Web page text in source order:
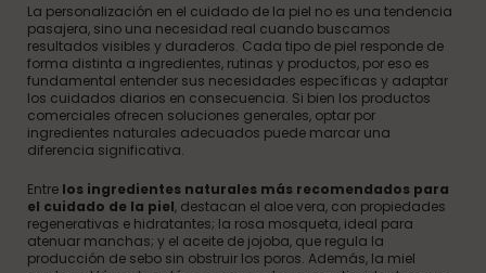
La personalización en el cuidado de la piel no es una tendencia
pasajera, sino una necesidad real cuando buscamos
resultados visibles y duraderos. Cada tipo de piel responde de
forma distinta a ingredientes, rutinas y productos, por eso es
fundamental entender sus necesidades específicas y adaptar
los cuidados diarios en consecuencia. Si bien los productos
comerciales ofrecen soluciones generales, optar por
ingredientes naturales adecuados puede marcar una
diferencia significativa.
Entre los ingredientes naturales más recomendados para
el cuidado de la piel, destacan el aloe vera, con propiedades
regenerativas e hidratantes; la rosa mosqueta, ideal para
atenuar manchas; y el aceite de jojoba, que regula la
producción de sebo sin obstruir los poros. Además, la miel